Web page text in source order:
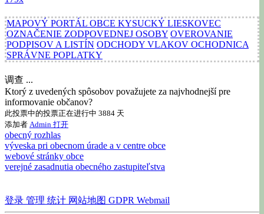
MAPOVÝ PORTÁL OBCE KYSUCKÝ LIESKOVEC
OZNAČENIE ZODPOVEDNEJ OSOBY OVEROVANIE
PODPISOV A LISTÍN ODCHODY VLAKOV OCHODNICA
SPRÁVNE POPLATKY
调查 ...
Ktorý z uvedených spôsobov považujete za najvhodnejší pre
informovanie občanov?
此投票中的投票正在进行中 3884 天
添加者 Admin 打开
obecný rozhlas
výveska pri obecnom úrade a v centre obce
webové stránky obce
verejné zasadnutia obecného zastupiteľstva
登录 管理 统计 网站地图 GDPR Webmail